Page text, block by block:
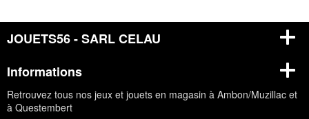
JOUETS56 - SARL CELAU
Informations
Retrouvez tous nos jeux et jouets en magasin à Ambon/Muzillac et
à Questembert